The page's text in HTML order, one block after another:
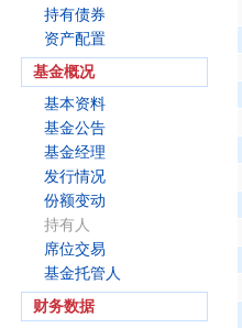
持有债券
资产配置
基金概况
基本资料
基金公告
基金经理
发行情况
份额变动
持有人
席位交易
基金托管人
财务数据